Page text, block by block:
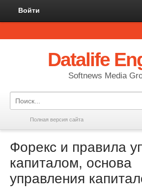
Войти
Datalife
Softnews Media
Полная версия сайта
Форекс и правила
капиталом, основа
управления